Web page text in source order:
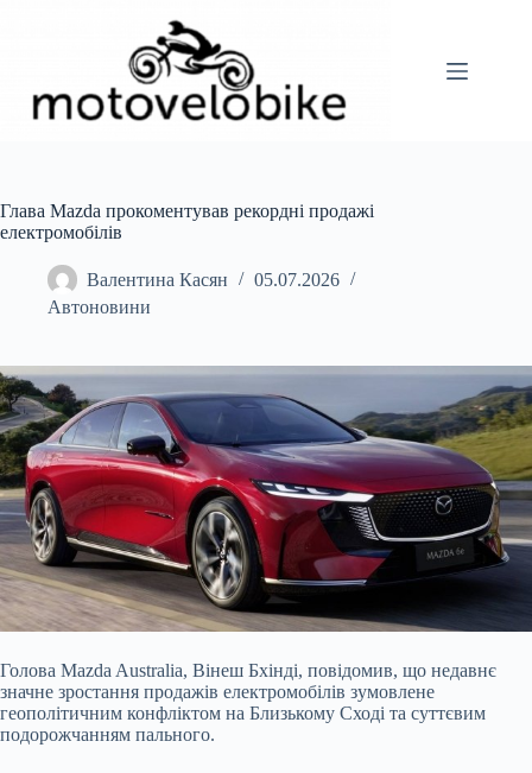
Глава Mazda прокоментував рекордні продажі
електромобілів
Валентина Касян
05.07.2026
Автоновини
Голова Mazda Australia, Вінеш Бхінді, повідомив, що недавнє
значне зростання продажів електромобілів зумовлене
геополітичним конфліктом на Близькому Сході та суттєвим
подорожчанням пального.